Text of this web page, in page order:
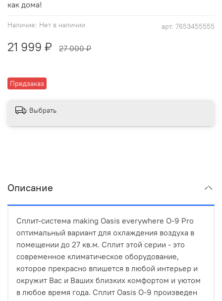
арт. 7653455555
Наличие: Нет в наличии
Предзаказ
21 999 ₽ 27 000 ₽
как дома!
Выбрать
Описание
Сплит-система making Oasis everywhere O-9 Pro
оптимальный вариант для охлаждения воздуха в
помещении до 27 кв.м. Сплит этой серии - это
современное климатическое оборудование,
которое прекрасно впишется в любой интерьер и
окружит Вас и Ваших близких комфортом и уютом
в любое время года. Сплит Oasis O-9 произведен